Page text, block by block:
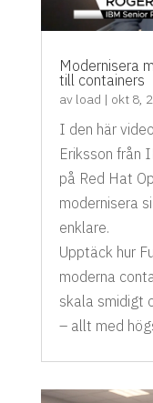
Modernisera
till containers
av load | okt 8,
I den här
Eriksson från
på Red Hat
modernisera
enklare.
Upptäck hur
moderna
skala smidigt
– allt med